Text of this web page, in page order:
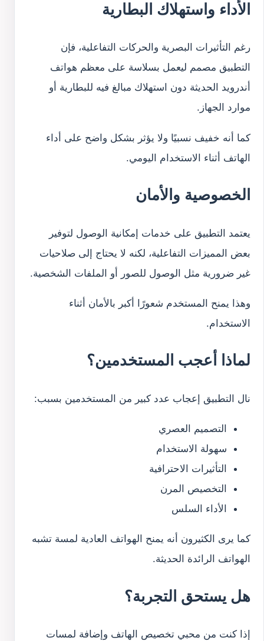
الأداء واستهلاك البطارية
رغم التأثيرات البصرية والحركات التفاعلية، فإن
التطبيق مصمم ليعمل بسلاسة على معظم هواتف
أندرويد الحديثة دون استهلاك مبالغ فيه للبطارية أو
موارد الجهاز.
كما أنه خفيف نسبيًا ولا يؤثر بشكل واضح على أداء
الهاتف أثناء الاستخدام اليومي.
الخصوصية والأمان
يعتمد التطبيق على خدمات إمكانية الوصول لتوفير
بعض المميزات التفاعلية، لكنه لا يحتاج إلى صلاحيات
غير ضرورية مثل الوصول للصور أو الملفات الشخصية.
وهذا يمنح المستخدم شعورًا أكبر بالأمان أثناء
الاستخدام.
لماذا أعجب المستخدمين؟
نال التطبيق إعجاب عدد كبير من المستخدمين بسبب:
التصميم العصري
سهولة الاستخدام
التأثيرات الاحترافية
التخصيص المرن
الأداء السلس
كما يرى الكثيرون أنه يمنح الهواتف العادية لمسة تشبه
الهواتف الرائدة الحديثة.
هل يستحق التجربة؟
إذا كنت من محبي تخصيص الهاتف وإضافة لمسات